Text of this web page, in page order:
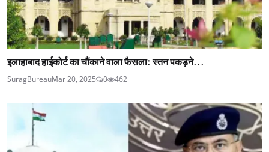
इलाहाबाद हाईकोर्ट का चौंकाने वाला फैसला: स्तन पकड़ने...
SuragBureauMar 20, 2025 0 462